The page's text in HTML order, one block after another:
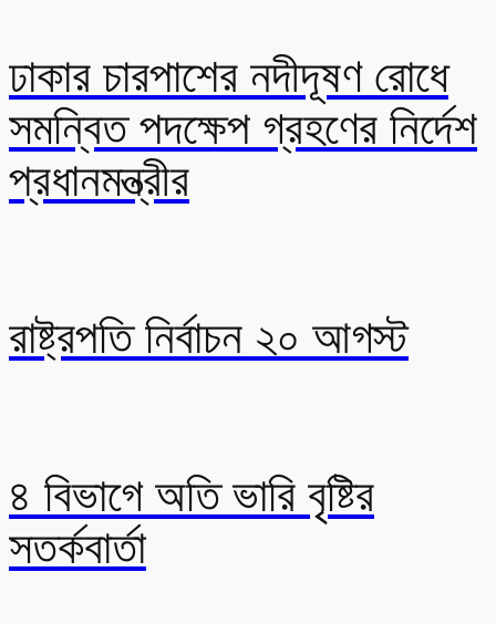
ঢাকার চারপাশের নদীদূষণ রোধে
সমন্বিত পদক্ষেপ গ্রহণের নির্দেশ
প্রধানমন্ত্রীর
রাষ্ট্রপতি নির্বাচন ২০ আগস্ট
৪ বিভাগে অতি ভারি বৃষ্টির
সতর্কবার্তা